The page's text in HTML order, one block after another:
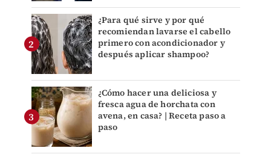
¿Para qué sirve y por qué
recomiendan lavarse el cabello
primero con acondicionador y
después aplicar shampoo?
¿Cómo hacer una deliciosa y
fresca agua de horchata con
avena, en casa? | Receta paso a
paso